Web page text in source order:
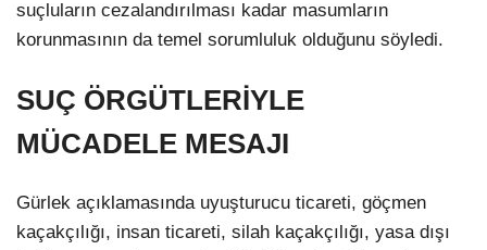
suçluların cezalandırılması kadar masumların
korunmasının da temel sorumluluk olduğunu söyledi.
SUÇ ÖRGÜTLERİYLE
MÜCADELE MESAJI
Gürlek açıklamasında uyuşturucu ticareti, göçmen
kaçakçılığı, insan ticareti, silah kaçakçılığı, yasa dışı